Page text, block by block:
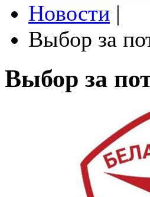
Новости |
Выбор за
Выбор за